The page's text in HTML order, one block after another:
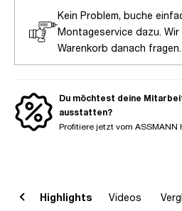
Kein Problem, buche
Montageservice dazu. Wir
Warenkorb danach fragen.
Du möchtest deine
ausstatten?
Profitiere jetzt vom ASSMANN
Highlights Videos